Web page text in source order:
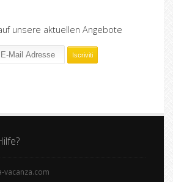
unsere aktuellen Angebote
vacanza.com